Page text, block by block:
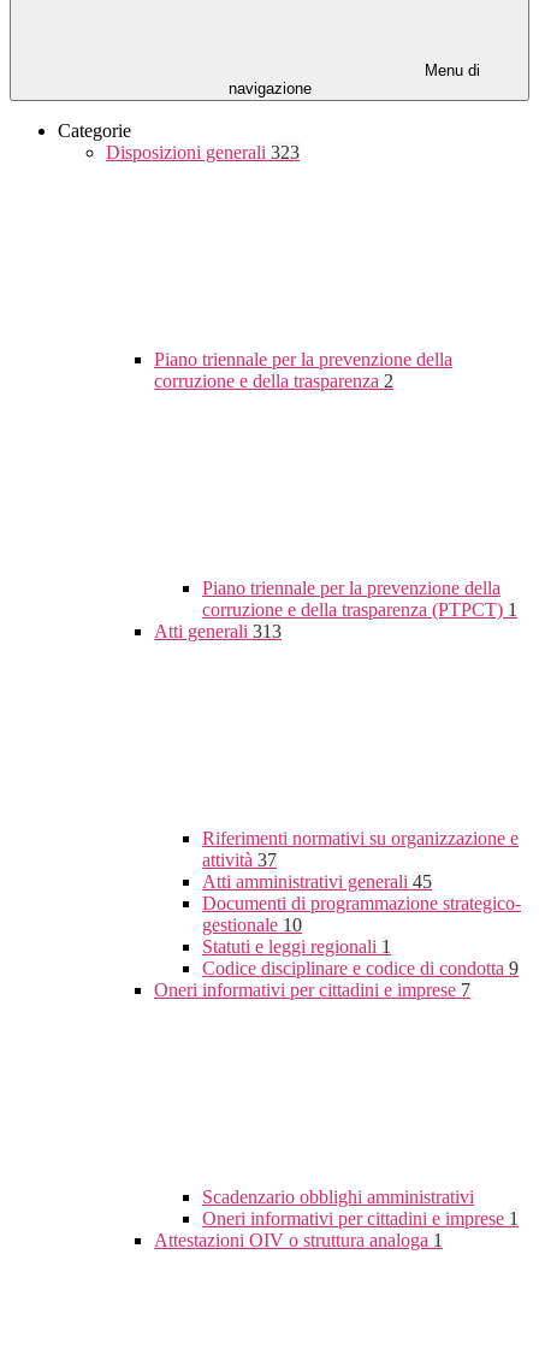
Menu di
navigazione
Categorie
Disposizioni generali 323
Piano triennale per la prevenzione della
corruzione e della trasparenza 2
Piano triennale per la prevenzione della
corruzione e della trasparenza (PTPCT) 1
Atti generali 313
Riferimenti normativi su organizzazione e
attività 37
Atti amministrativi generali 45
Documenti di programmazione strategico-
gestionale 10
Statuti e leggi regionali 1
Codice disciplinare e codice di condotta 9
Oneri informativi per cittadini e imprese 7
Scadenzario obblighi amministrativi
Oneri informativi per cittadini e imprese 1
Attestazioni OIV o struttura analoga 1